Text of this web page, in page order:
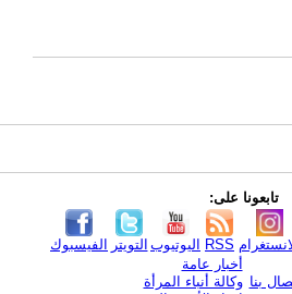
تابعونا على:
الفيسبوك التويتر اليوتيوب RSS
بنا
أخبار عامة
وكالة أنباء المرأة